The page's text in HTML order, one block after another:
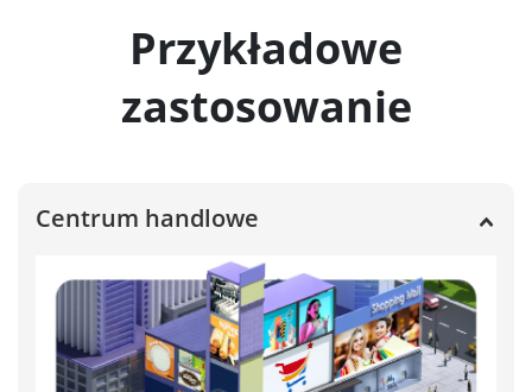
Przykładowe
zastosowanie
Centrum handlowe